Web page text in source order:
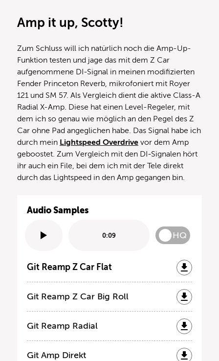
Amp it up, Scotty!
Zum Schluss will ich natürlich noch die Amp-Up-
Funktion testen und jage das mit dem Z Car
aufgenommene DI-Signal in meinen modifizierten
Fender Princeton Reverb, mikrofoniert mit Royer
121 und SM 57. Als Vergleich dient die aktive Class-A
Radial X-Amp. Diese hat einen Level-Regeler, mit
dem ich so genau wie möglich an den Pegel des Z
Car ohne Pad angeglichen habe. Das Signal habe ich
durch mein Lightspeed Overdrive vor dem Amp
geboostet. Zum Vergleich mit den DI-Signalen hört
ihr auch ein File, bei dem ich mit der Tele direkt
durch das Lightspeed in den Amp gegangen bin.
Audio Samples
0:09 HQ
Git Reamp Z Car Flat
Git Reamp Z Car Big Roll
Git Reamp Radial
Git Amp Direkt